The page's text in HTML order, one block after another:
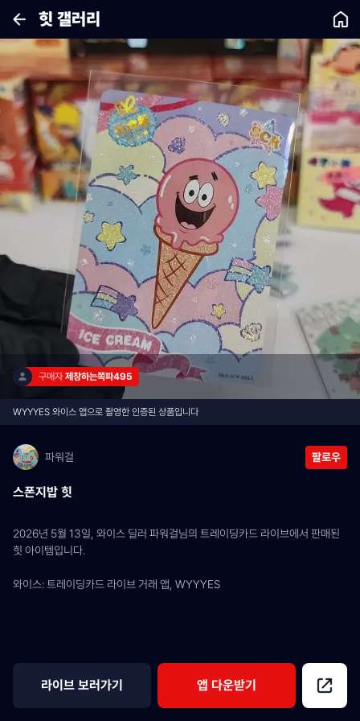
힛 갤러리
구매자 제창하는쪽파495
WYYYES 와이스 앱으로 촬영한 인증된 상품입니다
파워걸 팔로우
스폰지밥 힛
2026년 5월 13일, 와이스 딜러 파워걸님의 트레이딩카드 라이브에서 판매된
힛 아이템입니다.
와이스: 트레이딩카드 라이브 거래 앱, WYYYES
라이브 보러가기 앱 다운받기